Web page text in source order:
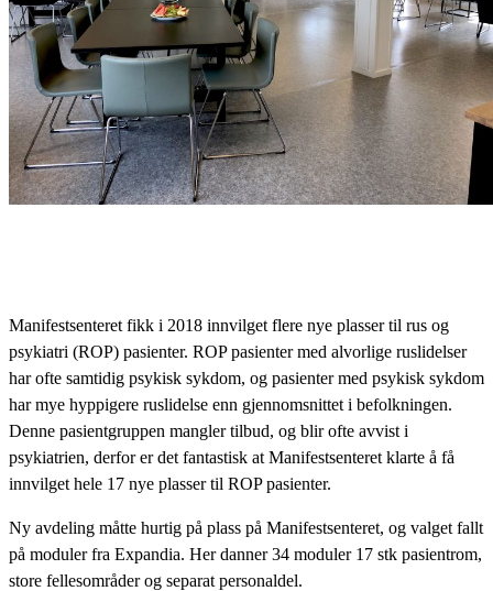
Manifestsenteret fikk i 2018 innvilget flere nye plasser til rus og
psykiatri (ROP) pasienter. ROP pasienter med alvorlige ruslidelser
har ofte samtidig psykisk sykdom, og pasienter med psykisk sykdom
har mye hyppigere ruslidelse enn gjennomsnittet i befolkningen.
Denne pasientgruppen mangler tilbud, og blir ofte avvist i
psykiatrien, derfor er det fantastisk at Manifestsenteret klarte å få
innvilget hele 17 nye plasser til ROP pasienter.
Ny avdeling måtte hurtig på plass på Manifestsenteret, og valget fallt
på moduler fra Expandia. Her danner 34 moduler 17 stk pasientrom,
store fellesområder og separat personaldel.